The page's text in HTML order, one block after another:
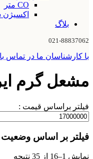
CO متر
اکسیژن
بلاگ
021-88837062
با کارشناسان ما در تماس
مشعل گرم
فیلتر براساس قیمت :
حداقل
فیلتر بر اساس
نمایش 1–16 از 35 نتیجه